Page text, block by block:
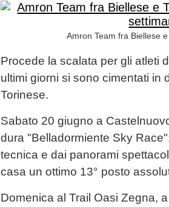
Amron Team fra Biellese
Procede la scalata per gli atleti
ultimi giorni si sono cimentati in
Torinese.
Sabato 20 giugno a
dura "Belladormiente Sky
tecnica e dai panorami
casa un ottimo 13° posto
Domenica al Trail Oasi Zegna,